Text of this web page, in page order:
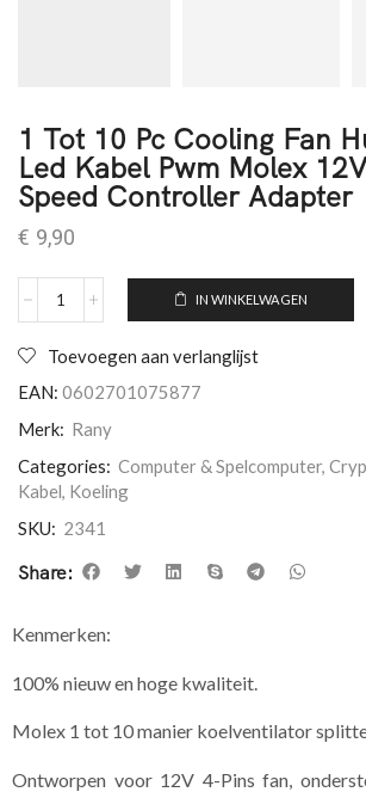
1 Tot 10 Pc Cooling Fan
Led Kabel Pwm Molex
Speed Controller Adapter
€ 9,90
IN WINKELWAGEN
Toevoegen aan verlanglijst
EAN: 0602701075877
Merk: Rany
Categories: Computer & Spelcomputer,
Kabel, Koeling
SKU: 2341
Share:
Kenmerken:
100% nieuw en hoge kwaliteit.
Molex 1 tot 10 manier koelventilator
Ontworpen voor 12V 4-Pins fan,